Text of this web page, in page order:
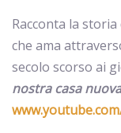
Racconta la
che ama
secolo scorso ai
nostra casa nuova